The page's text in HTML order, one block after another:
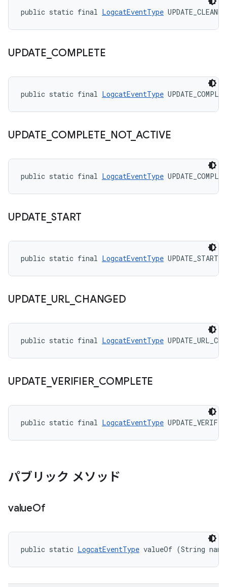
public static final LogcatEventType
UPDATE COMPLETE
public static final LogcatEventType
UPDATE COMPLETE NOT_ ACTIVE
public static final LogcatEventType
UPDATE _START
public static final LogcatEventType UPDATE_START
UPDATE URL_ CHANGED
public static final LogcatEventType
UPDATE _VERIFIER_ COMPLETE
public static final LogcatEventType
パブリック メソッド
valueOf
public static LogcatEventType valueOf (String